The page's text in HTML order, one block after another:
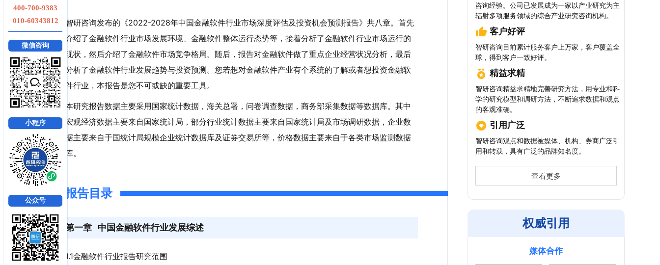
智研咨询发布的《2022-2028年中国金融软件行业市场深度评估及投资机会预测报告》共八章。首先
介绍了金融软件行业市场发展环境、金融软件整体运行态势等，接着分析了金融软件行业市场运行的
现状，然后介绍了金融软件市场竞争格局。随后，报告对金融软件做了重点企业经营状况分析，最后
分析了金融软件行业发展趋势与投资预测。您若想对金融软件产业有个系统的了解或者想投资金融软
件行业，本报告是您不可或缺的重要工具。
本研究报告数据主要采用国家统计数据，海关总署，问卷调查数据，商务部采集数据等数据库。其中
宏观经济数据主要来自国家统计局，部分行业统计数据主要来自国家统计局及市场调研数据，企业数
据主要来自于国统计局规模企业统计数据库及证券交易所等，价格数据主要来自于各类市场监测数据
库。
报告目录
第一章 中国金融软件行业发展综述
1.1金融软件行业报告研究范围
咨询经验。公司已发展成为一家以产业研究为主
辐射多项服务领域的综合产业研究咨询机构。
客户好评
智研咨询目前累计服务客户上万家，客户覆盖全
球，得到客户一致好评。
精益求精
智研咨询精益求精地完善研究方法，用专业和科
学的研究模型和调研方法，不断追求数据和观点
的客观准确。
引用广泛
智研咨询观点和数据被媒体、机构、券商广泛引
用和转载，具有广泛的品牌知名度。
查看更多
权威引用
媒体合作
400-700-9383
010-60343812
微信咨询
小程序
公众号